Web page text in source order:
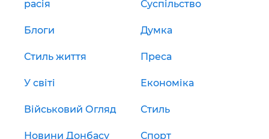
расія Суспільство
Блоги Думка
Стиль життя Преса
У світі Економіка
Військовий Огляд Стиль
Новини Донбасу Спорт